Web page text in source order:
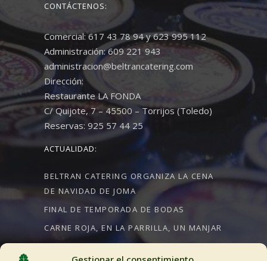
CONTÁCTENOS:
Comercial: 617 43 78 94 y 623 995 112
Administración: 609 221 943
administracion@beltrancatering.com
Dirección:
Restaurante LA FONDA
C/ Quijote, 7 – 45500 – Torrijos (Toledo)
Reservas: 925 57 44 25
ACTUALIDAD:
BELTRAN CATERING ORGANIZA LA CENA
DE NAVIDAD DE JOMA
FINAL DE TEMPORADA DE BODAS
CARNE ROJA, EN LA PARRILLA, UN MANJAR